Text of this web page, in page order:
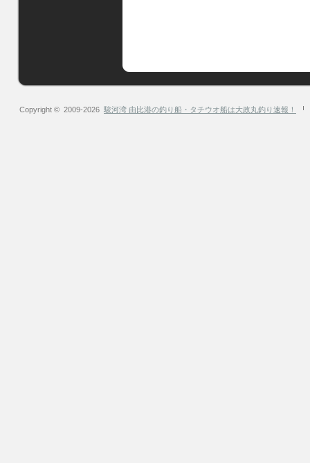
Copyright © 2009-2026 駿河湾 由比港の釣り船・タチウオ船は大政丸釣り速報！